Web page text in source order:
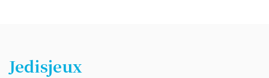
Jedisjeux